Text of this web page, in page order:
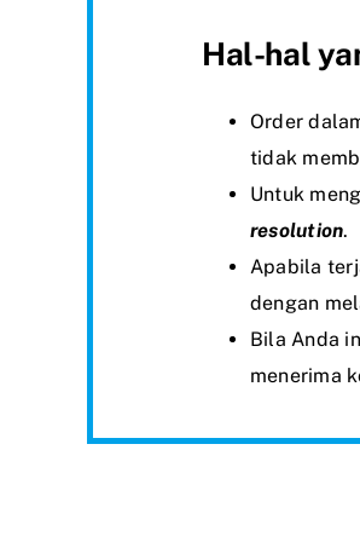
Hal-hal
Order
tidak
Untuk
resolution.
Apabila
dengan
Bila Anda
menerima